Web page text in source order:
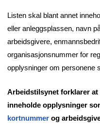
Listen skal blant annet
eller anleggsplassen, navn
arbeidsgivere,
organisasjonsnummer for
opplysninger om personene
Arbeidstilsynet forklarer
inneholde opplysninger
kortnummer og